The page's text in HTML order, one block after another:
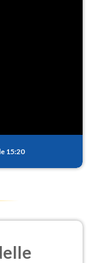
15:20